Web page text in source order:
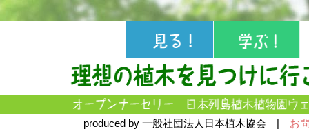
produced by 一般社団法人日本植木協会 | お